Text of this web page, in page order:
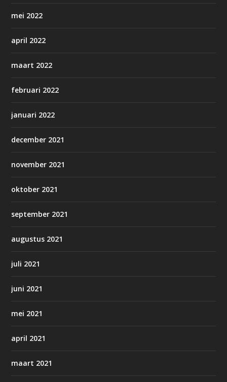
mei 2022
april 2022
maart 2022
februari 2022
januari 2022
december 2021
november 2021
oktober 2021
september 2021
augustus 2021
juli 2021
juni 2021
mei 2021
april 2021
maart 2021